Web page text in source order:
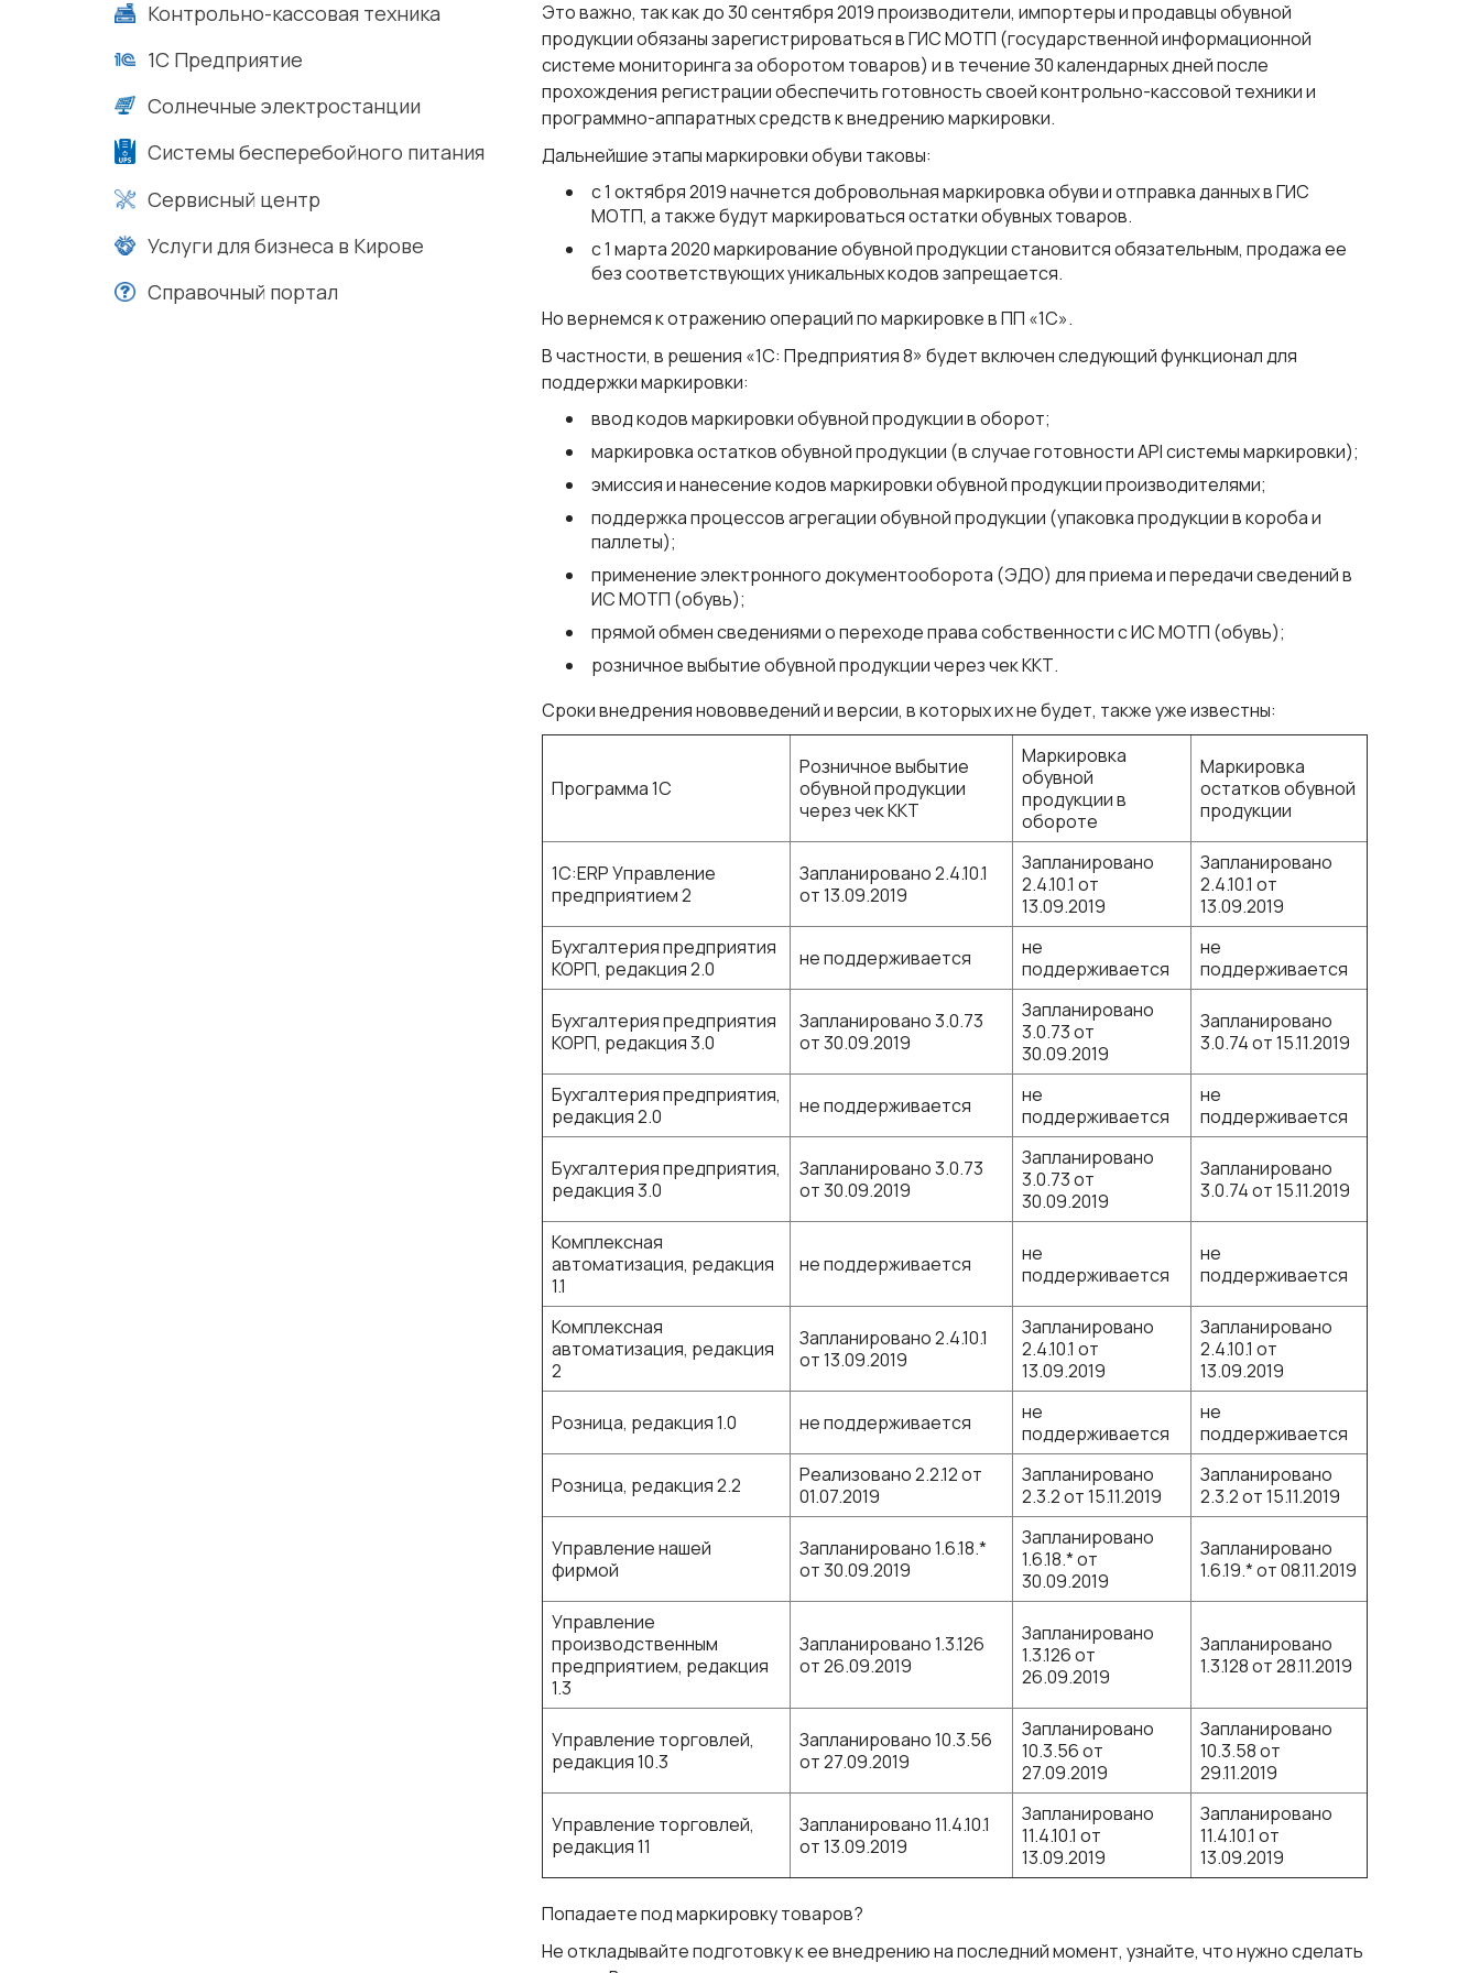
Контрольно-кассовая техника
1С Предприятие
Солнечные электростанции
Системы бесперебойного питания
Сервисный центр
Услуги для бизнеса в Кирове
Справочный портал
Это важно, так какдо 30 сентября 2019производители, импортеры и продавцы обувной
продукции обязаны зарегистрироваться в ГИС МОТП (государственной информационной
системе мониторинга за оборотом товаров) и в течение 30 календарных дней после
прохождения регистрации обеспечить готовность своей контрольно-кассовой техники и
программно-аппаратных средств к внедрению маркировки.
Дальнейшие этапы маркировки обуви таковы:
с 1 октября 2019начнется добровольная маркировка обуви и отправка данных в ГИС
МОТП, а также будут маркироваться остатки обувных товаров.
с 1 марта 2020маркирование обувной продукции становится обязательным, продажа ее
без соответствующих уникальных кодов запрещается.
Но вернемся к отражению операций по маркировке в ПП «1С».
В частности, в решения «1С: Предприятия 8» будет включен следующий функционал для
поддержки маркировки:
ввод кодов маркировки обувной продукции в оборот;
маркировка остатков обувной продукции (в случае готовности API системы маркировки);
эмиссия и нанесение кодов маркировки обувной продукции производителями;
поддержка процессов агрегации обувной продукции (упаковка продукции в короба и
паллеты);
применение электронного документооборота (ЭДО) для приема и передачи сведений в
ИС МОТП (обувь);
прямой обмен сведениями о переходе права собственности с ИС МОТП (обувь);
розничное выбытие обувной продукции через чек ККТ.
Сроки внедрения нововведений и версии, в которых их не будет, также уже известны:
Программа 1С
Розничное выбытие
обувной продукции
через чек ККТ
Маркировка
обувной
продукции в
обороте
Маркировка
остатков обувной
продукции
1С:ERP Управление
предприятием 2
Запланировано 2.4.10.1
от 13.09.2019
Запланировано
2.4.10.1 от
13.09.2019
Запланировано
2.4.10.1 от
13.09.2019
Бухгалтерия предприятия
КОРП, редакция 2.0
не поддерживается
не
поддерживается
не
поддерживается
Бухгалтерия предприятия
КОРП, редакция 3.0
Запланировано 3.0.73
от 30.09.2019
Запланировано
3.0.73 от
30.09.2019
Запланировано
3.0.74 от 15.11.2019
Бухгалтерия предприятия,
редакция 2.0
не поддерживается
не
поддерживается
не
поддерживается
Бухгалтерия предприятия,
редакция 3.0
Запланировано 3.0.73
от 30.09.2019
Запланировано
3.0.73 от
30.09.2019
Запланировано
3.0.74 от 15.11.2019
Комплексная
автоматизация, редакция
1.1
не поддерживается
не
поддерживается
не
поддерживается
Комплексная
автоматизация, редакция
2
Запланировано 2.4.10.1
от 13.09.2019
Запланировано
2.4.10.1 от
13.09.2019
Запланировано
2.4.10.1 от
13.09.2019
Розница, редакция 1.0 не поддерживается
не
поддерживается
не
поддерживается
Розница, редакция 2.2
Реализовано 2.2.12 от
01.07.2019
Запланировано
2.3.2 от 15.11.2019
Запланировано
2.3.2 от 15.11.2019
Управление нашей
фирмой
Запланировано 1.6.18.*
от 30.09.2019
Запланировано
1.6.18.* от
30.09.2019
Запланировано
1.6.19.* от 08.11.2019
Управление
производственным
предприятием, редакция
1.3
Запланировано 1.3.126
от 26.09.2019
Запланировано
1.3.126 от
26.09.2019
Запланировано
1.3.128 от 28.11.2019
Управление торговлей,
редакция 10.3
Запланировано 10.3.56
от 27.09.2019
Запланировано
10.3.56 от
27.09.2019
Запланировано
10.3.58 от
29.11.2019
Управление торговлей,
редакция 11
Запланировано 11.4.10.1
от 13.09.2019
Запланировано
11.4.10.1 от
13.09.2019
Запланировано
11.4.10.1 от
13.09.2019
Попадаете под маркировку товаров?
Не откладывайте подготовку к ее внедрению на последний момент, узнайте, что нужно сделать